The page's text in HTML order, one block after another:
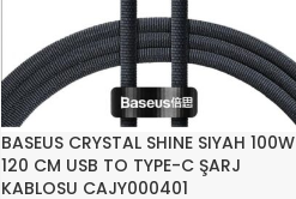
BASEUS CRYSTAL SHINE SIYAH 100W
120 CM USB TO TYPE-C ŞARJ
KABLOSU CAJY000401